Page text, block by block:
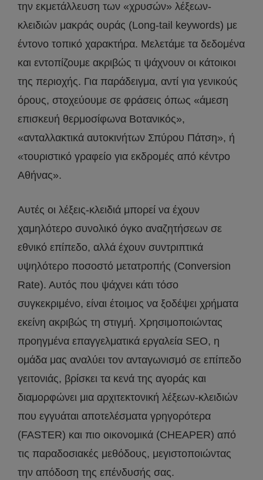
την εκμετάλλευση των «χρυσών» λέξεων-
κλειδιών μακράς ουράς (Long-tail keywords) με
έντονο τοπικό χαρακτήρα. Μελετάμε τα δεδομένα
και εντοπίζουμε ακριβώς τι ψάχνουν οι κάτοικοι
της περιοχής. Για παράδειγμα, αντί για γενικούς
όρους, στοχεύουμε σε φράσεις όπως «άμεση
επισκευή θερμοσίφωνα Βοτανικός»,
«ανταλλακτικά αυτοκινήτων Σπύρου Πάτση», ή
«τουριστικό γραφείο για εκδρομές από κέντρο
Αθήνας».
Αυτές οι λέξεις-κλειδιά μπορεί να έχουν
χαμηλότερο συνολικό όγκο αναζητήσεων σε
εθνικό επίπεδο, αλλά έχουν συντριπτικά
υψηλότερο ποσοστό μετατροπής (Conversion
Rate). Αυτός που ψάχνει κάτι τόσο
συγκεκριμένο, είναι έτοιμος να ξοδέψει χρήματα
εκείνη ακριβώς τη στιγμή. Χρησιμοποιώντας
προηγμένα επαγγελματικά εργαλεία SEO, η
ομάδα μας αναλύει τον ανταγωνισμό σε επίπεδο
γειτονιάς, βρίσκει τα κενά της αγοράς και
διαμορφώνει μια αρχιτεκτονική λέξεων-κλειδιών
που εγγυάται αποτελέσματα γρηγορότερα
(FASTER) και πιο οικονομικά (CHEAPER) από
τις παραδοσιακές μεθόδους, μεγιστοποιώντας
την απόδοση της επένδυσής σας.